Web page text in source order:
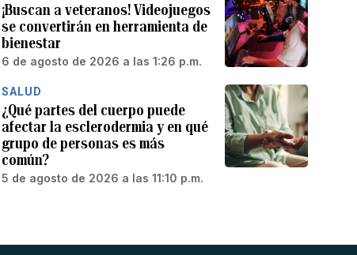
¡Buscan a veteranos! Videojuegos
se convertirán en herramienta de
bienestar
6 de agosto de 2026 a las 1:26 p.m.
SALUD
¿Qué partes del cuerpo puede
afectar la esclerodermia y en qué
grupo de personas es más
común?
5 de agosto de 2026 a las 11:10 p.m.